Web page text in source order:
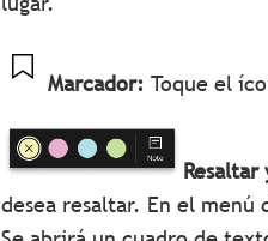
Marcador: Toque el
Resaltar
desea resaltar. En el menú